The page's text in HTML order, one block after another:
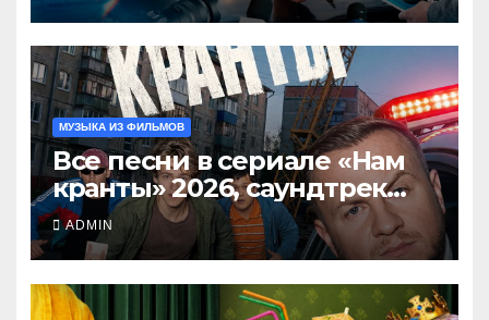
МУЗЫКА ИЗ ФИЛЬМОВ
Все песни в сериале «Нам
кранты» 2026, саундтрек
слушать тут
ADMIN